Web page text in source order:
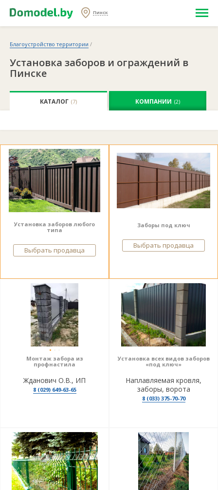
Пинск
Благоустройство территории /
Установка заборов и ограждений в
Пинске
КАТАЛОГ (7) КОМПАНИИ (2)
Установка заборов любого
типа
Выбрать продавца
Заборы под ключ
Выбрать продавца
Монтаж забора из
профнастила
Жданович О.В., ИП
8 (029) 649-63-65
Установка всех видов заборов
«под ключ»
Наплавляемая кровля,
заборы, ворота
8 (033) 375-70-70